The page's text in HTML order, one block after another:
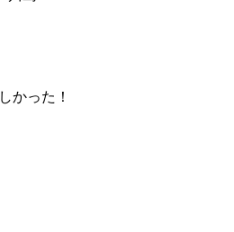
かった！